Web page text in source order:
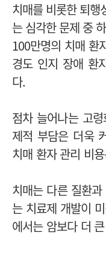
치매를 비롯한 퇴
는 심각한 문제 중
100만명의 치매 환
경도 인지 장애 환
다.
점차 늘어나는 고
제적 부담은 더욱
치매 환자 관리 비
치매는 다른 질환
는 치료제 개발이
에서는 암보다 더